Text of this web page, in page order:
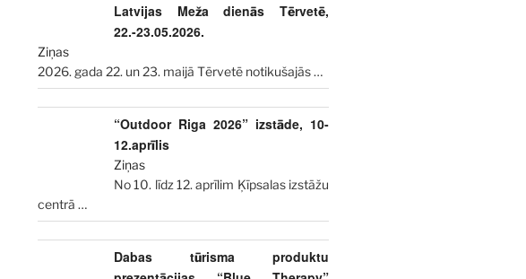
Latvijas Meža dienās Tērvetē,
22.-23.05.2026.
Ziņas
2026. gada 22. un 23. maijā Tērvetē notikušajās…
“Outdoor Riga 2026” izstāde, 10-
12.aprīlis
Ziņas
No 10. līdz 12. aprīlim Ķīpsalas izstāžu
centrā …
Dabas tūrisma produktu